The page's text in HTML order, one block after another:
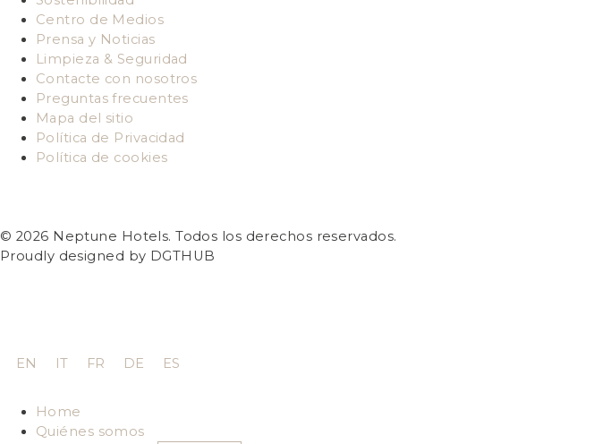
Centro de Medios
Prensa y Noticias
Limpieza & Seguridad
Contacte con nosotros
Preguntas frecuentes
Mapa del sitio
Política de Privacidad
Política de cookies
© 2026 Neptune Hotels. Todos los derechos reservados.
Proudly designed by DGTHUB
EN IT FR DE ES
Home
Quiénes somos